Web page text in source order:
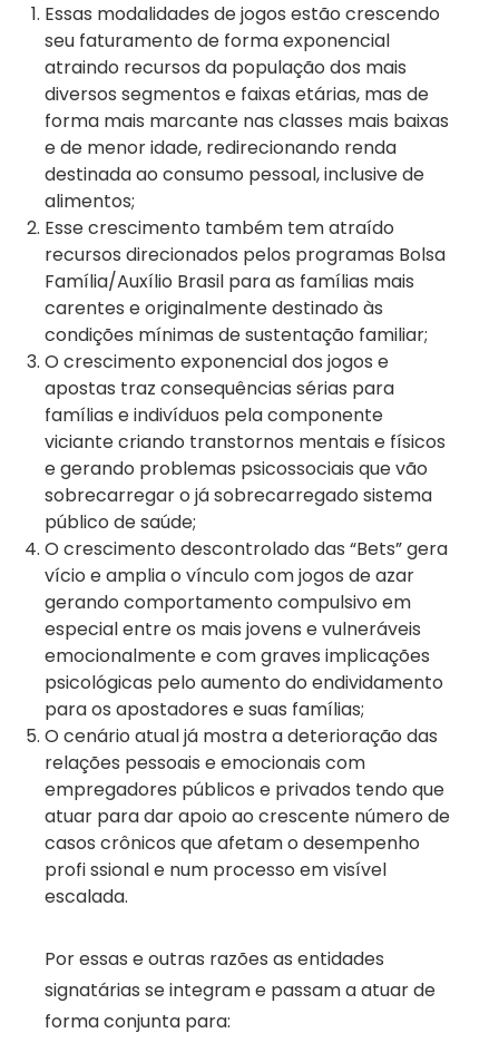
Essas modalidades de jogos estão crescendo
seu faturamento de forma exponencial
atraindo recursos da população dos mais
diversos segmentos e faixas etárias, mas de
forma mais marcante nas classes mais baixas
e de menor idade, redirecionando renda
destinada ao consumo pessoal, inclusive de
alimentos;
Esse crescimento também tem atraído
recursos direcionados pelos programas Bolsa
Família/Auxílio Brasil para as famílias mais
carentes e originalmente destinado às
condições mínimas de sustentação familiar;
O crescimento exponencial dos jogos e
apostas traz consequências sérias para
famílias e indivíduos pela componente
viciante criando transtornos mentais e físicos
e gerando problemas psicossociais que vão
sobrecarregar o já sobrecarregado sistema
público de saúde;
O crescimento descontrolado das “Bets” gera
vício e amplia o vínculo com jogos de azar
gerando comportamento compulsivo em
especial entre os mais jovens e vulneráveis
emocionalmente e com graves implicações
psicológicas pelo aumento do endividamento
para os apostadores e suas famílias;
O cenário atual já mostra a deterioração das
relações pessoais e emocionais com
empregadores públicos e privados tendo que
atuar para dar apoio ao crescente número de
casos crônicos que afetam o desempenho
profi ssional e num processo em visível
escalada.
Por essas e outras razões as entidades
signatárias se integram e passam a atuar de
forma conjunta para: